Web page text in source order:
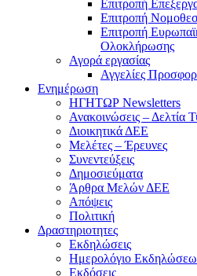
Επιτροπή
Επιτροπή
Επιτροπή
Ολοκλήρωσης
Αγορά εργασίας
Αγγελίες
Ενημέρωση
ΗΓΗΤΩΡ Newsletters
Ανακοινώσεις – Δελτία
Διοικητικά ΔΕΕ
Μελέτες – Έρευνες
Συνεντεύξεις
Δημοσιεύματα
Άρθρα Μελών ΔΕΕ
Απόψεις
Πολιτική
Δραστηριοτητες
Εκδηλώσεις
Ημερολόγιο
Εκδόσεις